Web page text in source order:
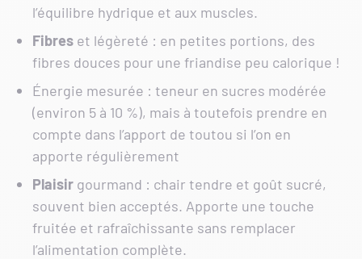
l’équilibre hydrique et aux muscles.
Fibres et légèreté : en petites portions, des
fibres douces pour une friandise peu calorique !
Énergie mesurée : teneur en sucres modérée
(environ 5 à 10 %), mais à toutefois prendre en
compte dans l’apport de toutou si l’on en
apporte régulièrement
Plaisir gourmand : chair tendre et goût sucré,
souvent bien acceptés. Apporte une touche
fruitée et rafraîchissante sans remplacer
l’alimentation complète.